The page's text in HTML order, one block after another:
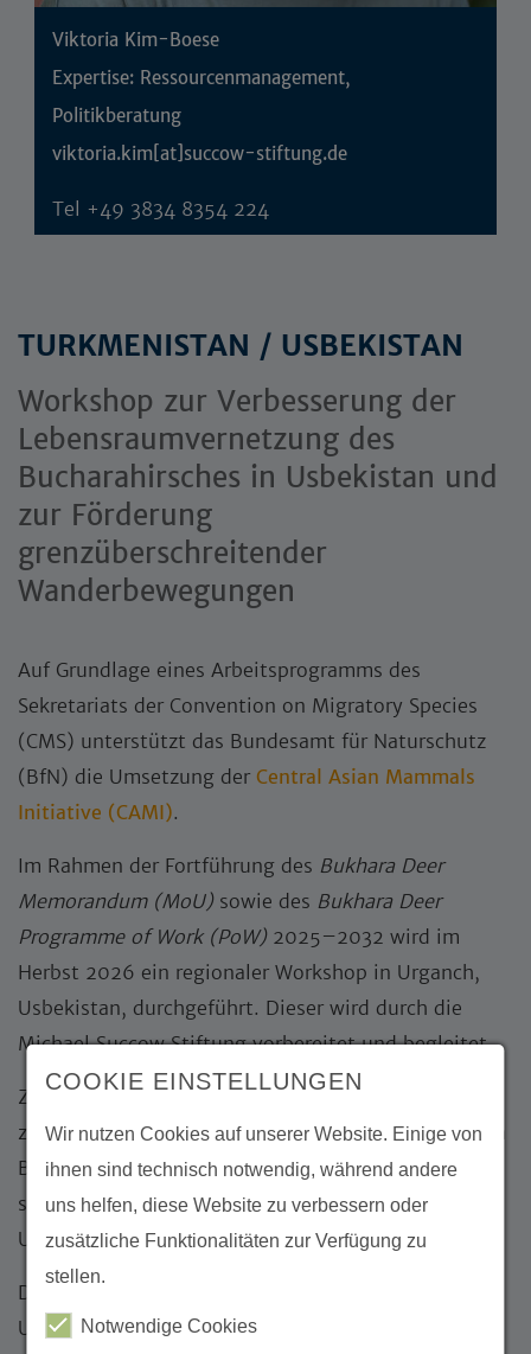
TURKMENISTAN / USBEKISTAN
Workshop zur Verbesserung der
Lebensraumvernetzung des
Bucharahirsches in Usbekistan und
zur Förderung
grenzüberschreitender
Wanderbewegungen
Auf Grundlage eines Arbeitsprogramms des
Sekretariats der Convention on Migratory Species
(CMS) unterstützt das Bundesamt für Naturschutz
(BfN) die Umsetzung der Central Asian Mammals
Initiative (CAMI).
Im Rahmen der Fortführung des Bukhara Deer
Memorandum (MoU)sowie des Bukhara Deer
Programme of Work (PoW)2025–2032 wird im
Herbst 2026 ein regionaler Workshop in Urganch,
Usbekistan, durchgeführt. Dieser wird durch die
Michael Succow Stiftung vorbereitet und begleitet.
Ziel des Workshops ist die Entwicklung eines Plans
zur Verbesserung der Lebensraumvernetzung für den
Bucharahirsch (Cervus hanglu bactrianus ). Dieser
soll gegebenenfalls auch Maßnahmen zur
Umsiedlung von Tieren berücksichtigen.
Darüber hinaus sollen der finanzielle Bedarf für die
Umsetzung der Maßnahmen ermittelt sowie ein
Viktoria Kim-Boese
Expertise: Ressourcenmanagement,
Politikberatung
viktoria.kim[at]succow-stiftung.de
Tel +49 3834 8354 224
COOKIE EINSTELLUNGEN
Wir nutzen Cookies auf unserer Website. Einige von
ihnen sind technisch notwendig, während andere
uns helfen, diese Website zu verbessern oder
zusätzliche Funktionalitäten zur Verfügung zu
stellen.
Notwendige Cookies